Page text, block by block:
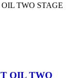
TWO STAGE
OIL TWO